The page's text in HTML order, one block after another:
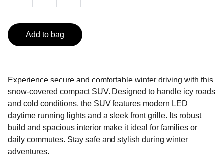
Add to bag
Experience secure and comfortable winter driving with this
snow-covered compact SUV. Designed to handle icy roads
and cold conditions, the SUV features modern LED
daytime running lights and a sleek front grille. Its robust
build and spacious interior make it ideal for families or
daily commutes. Stay safe and stylish during winter
adventures.